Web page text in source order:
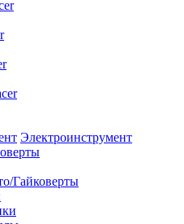
Электроинструмент
Гайковерты